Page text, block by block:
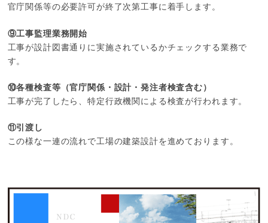
官庁関係等の必要許可が終了次第工事に着手します。
⑨工事監理業務開始
工事が設計図書通りに実施されているかチェックする業務で
す。
⑩各種検査等（官庁関係・設計・発注者検査含む）
工事が完了したら、特定行政機関による検査が行われます。
⑪引渡し
この様な一連の流れで工場の建築設計を進めております。